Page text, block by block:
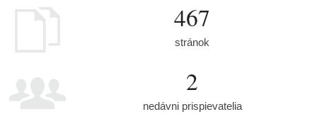
467
stránok
2
nedávni prispievatelia